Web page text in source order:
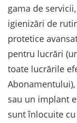
gama de
igienizări de
protetice
pentru lucrări
toate lucrările
sau un implant
sunt înlocuite